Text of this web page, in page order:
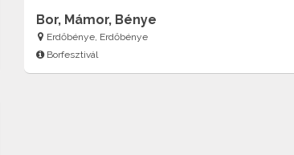
Bor, Mámor, Bénye
Erdőbénye, Erdőbénye
Borfesztivál